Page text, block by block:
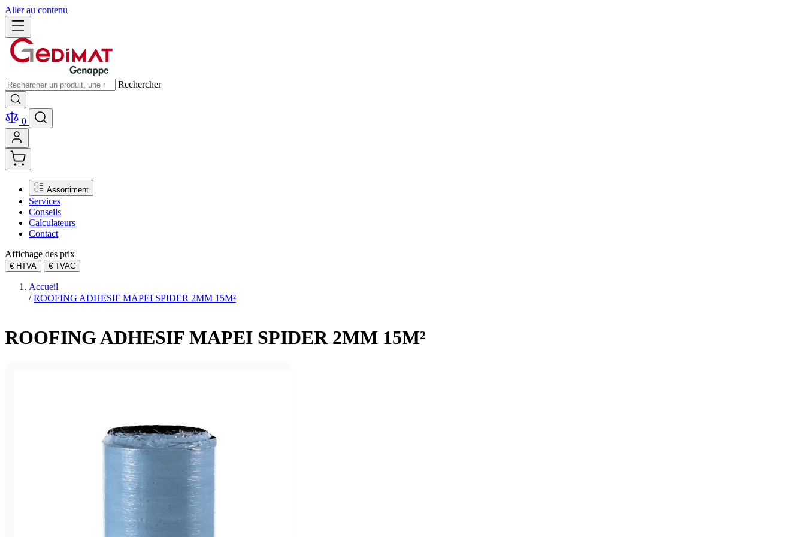
Aller au contenu
Rechercher
0
Assortiment
Services
Conseils
Calculateurs
Contact
Affichage des prix
€ HTVA € TVAC
Accueil
/ ROOFING ADHESIF MAPEI SPIDER 2MM 15M²
ROOFING ADHESIF MAPEI SPIDER 2MM 15M²